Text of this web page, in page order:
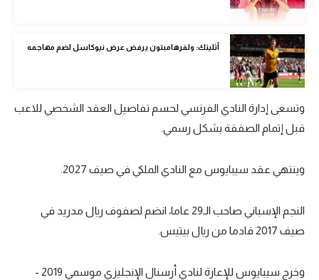
أمريكا
ركن الألعاب
Gamers
تحقيق في الجول
تحليل في الجول
أثليتك: ولفرهامبتون يرفض عرض نيوكاسل لضم مهاجمه
وتسعى إدارة النادي الفرنسي لحسم تفاصيل العقد الشخصي للاعب
قبل إتمام الصفقة بشكل رسمي.
وينتهي عقد سيبايوس مع النادي الملكي في صيف 2027.
النجم الإسباني صاحب الـ29 عاما، انضم لصفوف ريال مدريد في
صيف 2017 قادما من ريال بيتيس.
وخرج سيبايوس للإعارة لنادي أرسنال الإنجليزي موسمي 2019 -